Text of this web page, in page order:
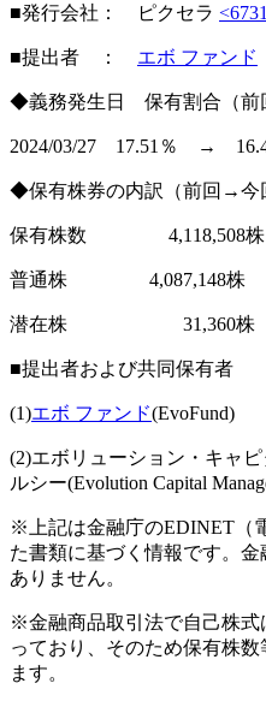
■発行会社： ピクセラ
■提出者 ： エボ ファンド
◆義務発生日 保有割合
2024/03/27 17.51％ →
◆保有株券の内訳（前回→今
保有株数 4,118,508
普通株 4,087,148株
潜在株 31,360
■提出者および共同保有者
(1)エボ ファンド(EvoFund)
(2)エボリューション・キャ
ルシー(Evolution Capital
※上記は金融庁のEDINET（
た書類に基づく情報です。
ありません。
※金融商品取引法で自己株式
っており、そのため保有株
ます。